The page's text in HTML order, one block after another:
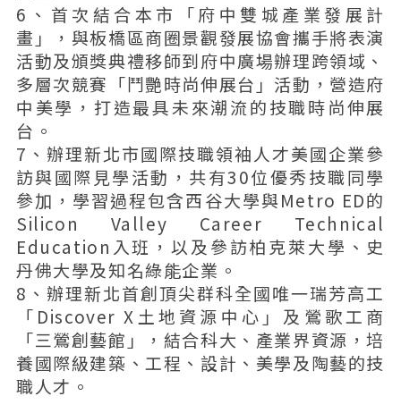
6、首次結合本市「府中雙城產業發展計
畫」，與板橋區商圈景觀發展協會攜手將表演
活動及頒獎典禮移師到府中廣場辦理跨領域、
多層次競賽「鬥艷時尚伸展台」活動，營造府
中美學，打造最具未來潮流的技職時尚伸展
台。
7、辦理新北市國際技職領袖人才美國企業參
訪與國際見學活動，共有30位優秀技職同學
參加，學習過程包含西谷大學與Metro ED的
Silicon Valley Career Technical
Education入班，以及參訪柏克萊大學、史
丹佛大學及知名綠能企業。
8、辦理新北首創頂尖群科全國唯一瑞芳高工
「Discover X土地資源中心」及鶯歌工商
「三鶯創藝館」，結合科大、產業界資源，培
養國際級建築、工程、設計、美學及陶藝的技
職人才。